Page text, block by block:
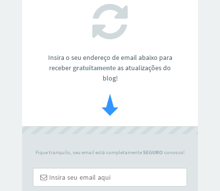
Insira o seu endereço de email abaixo para
recebergratuitamenteas atualizações do
blog!
Fique tranquilo, seu email está completamente SEGURO conosco!